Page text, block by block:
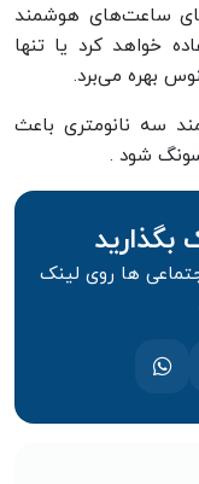
ساعت‌های هوشمند
خواهد کرد یا تنها
بهره می‌برد.
سه نانومتری باعث
شود .
بگذارید
ها روی لینک